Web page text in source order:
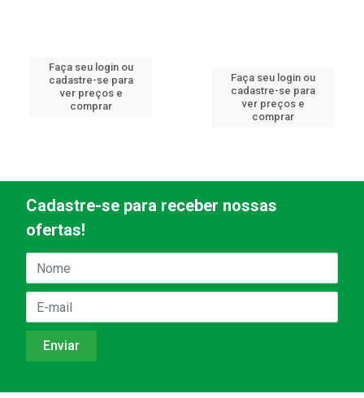
Faça seu login ou
cadastre-se para
ver preços e
comprar
Faça seu login ou
cadastre-se para
ver preços e
comprar
Cadastre-se para receber nossas
ofertas!